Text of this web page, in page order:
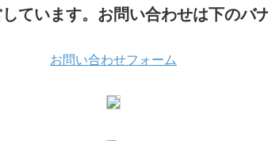
ています。お問い合わせは下のバ
お問い合わせフォーム